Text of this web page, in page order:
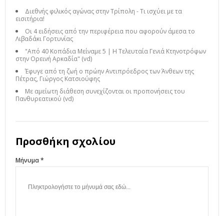
Διεθνής φιλικός αγώνας στην Τρίπολη - Τι ισχύει με τα
εισιτήρια!
Οι 4 ειδήσεις από την περιφέρεια που αφορούν άμεσα το
Λιβαδάκι Γορτυνίας
"Από 40 Κοπάδια Μείναμε 5 | Η Τελευταία Γενιά Κτηνοτρόφων
στην Ορεινή Αρκαδία" (vd)
Έφυγε από τη ζωή ο πρώην Αντιπρόεδρος των Άνθεων της
Πέτρας, Γιώργος Κατσιούφης
Με αμείωτη διάθεση συνεχίζονται οι προπονήσεις του
Πανθυρεατικού (vd)
Προσθήκη σχολίου
Μήνυμα *